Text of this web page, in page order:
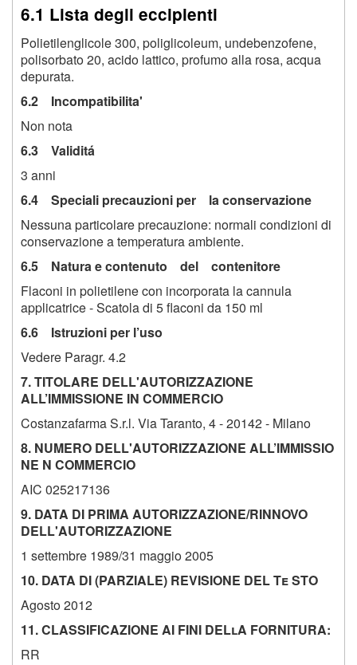
6.1 Lista degli eccipienti
Polietilenglicole 300, poliglicoleum, undebenzofene,
polisorbato 20, acido lattico, profumo alla rosa, acqua
depurata.
6.2 Incompatibilita'
Non nota
6.3 Validitá
3 anni
6.4 Speciali precauzioni per la conservazione
Nessuna particolare precauzione: normali condizioni di
conservazione a temperatura ambiente.
6.5 Natura e contenuto del contenitore
Flaconi in polietilene con incorporata la cannula
applicatrice - Scatola di 5 flaconi da 150 ml
6.6 Istruzioni per l’uso
Vedere Paragr. 4.2
7. TITOLARE DELL'AUTORIZZAZIONE
ALL’IMMISSIONE IN COMMERCIO
Costanzafarma S.r.l. Via Taranto, 4 - 20142 - Milano
8. NUMERO DELL'AUTORIZZAZIONE ALL’IMMISSIO
NE N COMMERCIO
AIC 025217136
9. DATA DI PRIMA AUTORIZZAZIONE/RINNOVO
DELL'AUTORIZZAZIONE
1 settembre 1989/31 maggio 2005
10. DATA DI (PARZIALE) REVISIONE DEL Te STO
Agosto 2012
11. CLASSIFICAZIONE AI FINI DELlA FORNITURA:
RR